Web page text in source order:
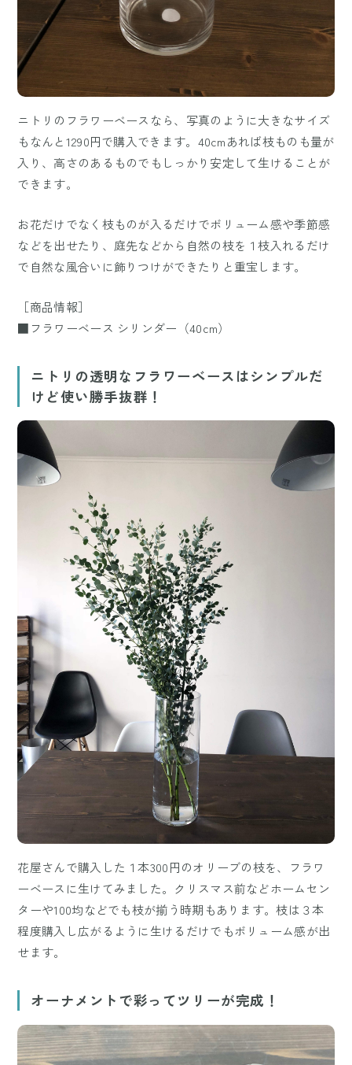
ニトリのフラワーベースなら、写真のように大きなサイズ
もなんと1290円で購入できます。40cmあれば枝ものも量が
入り、高さのあるものでもしっかり安定して生けることが
できます。
お花だけでなく枝ものが入るだけでボリューム感や季節感
などを出せたり、庭先などから自然の枝を１枝入れるだけ
で自然な風合いに飾りつけができたりと重宝します。
［商品情報］
■フラワーベース シリンダー（40cm）
ニトリの透明なフラワーベースはシンプルだ
けど使い勝手抜群！
花屋さんで購入した１本300円のオリーブの枝を、フラワ
ーベースに生けてみました。クリスマス前などホームセン
ターや100均などでも枝が揃う時期もあります。枝は３本
程度購入し広がるように生けるだけでもボリューム感が出
せます。
オーナメントで彩ってツリーが完成！